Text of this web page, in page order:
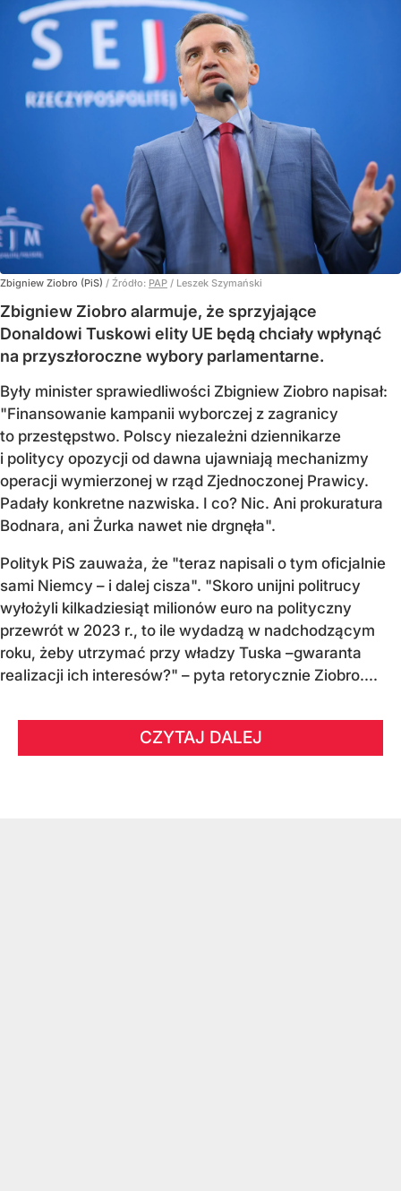
Zbigniew Ziobro (PiS) / Źródło: PAP / Leszek Szymański
Zbigniew Ziobro alarmuje, że sprzyjające
Donaldowi Tuskowi elity UE będą chciały wpłynąć
na przyszłoroczne wybory parlamentarne.
Były minister sprawiedliwości Zbigniew Ziobro napisał:
"Finansowanie kampanii wyborczej z zagranicy
to przestępstwo. Polscy niezależni dziennikarze
i politycy opozycji od dawna ujawniają mechanizmy
operacji wymierzonej w rząd Zjednoczonej Prawicy.
Padały konkretne nazwiska. I co? Nic. Ani prokuratura
Bodnara, ani Żurka nawet nie drgnęła".
Polityk PiS zauważa, że "teraz napisali o tym oficjalnie
sami Niemcy – i dalej cisza". "Skoro unijni politrucy
wyłożyli kilkadziesiąt milionów euro na polityczny
przewrót w 2023 r., to ile wydadzą w nadchodzącym
roku, żeby utrzymać przy władzy Tuska –gwaranta
realizacji ich interesów?" – pyta retorycznie Ziobro....
CZYTAJ DALEJ